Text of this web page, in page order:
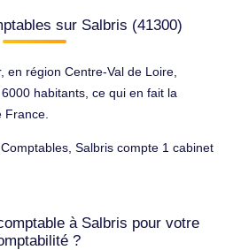
sur Salbris (41300)
en région Centre-Val de Loire,
habitants, ce qui en fait la
France.
Salbris compte 1 cabinet
à Salbris pour votre
?